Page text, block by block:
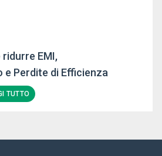
ridurre EMI,
e Perdite di Efficienza
TUTTO